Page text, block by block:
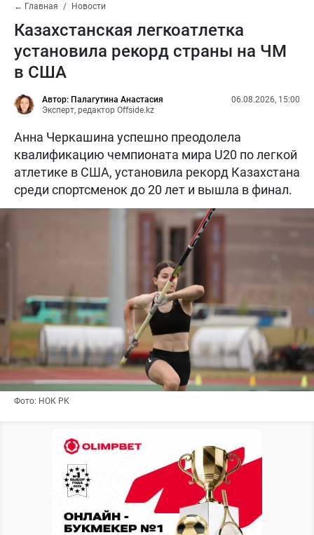
← Главная Новости
Казахстанская легкоатлетка
установила рекорд страны на ЧМ
в США
Автор: Палагутина Анастасия
Эксперт, редактор Offside.kz
06.08.2026, 15:00
Анна Черкашина успешно преодолела
квалификацию чемпионата мира U20 по легкой
атлетике в США, установила рекорд Казахстана
среди спортсменок до 20 лет и вышла в финал.
Фото: НОК РК